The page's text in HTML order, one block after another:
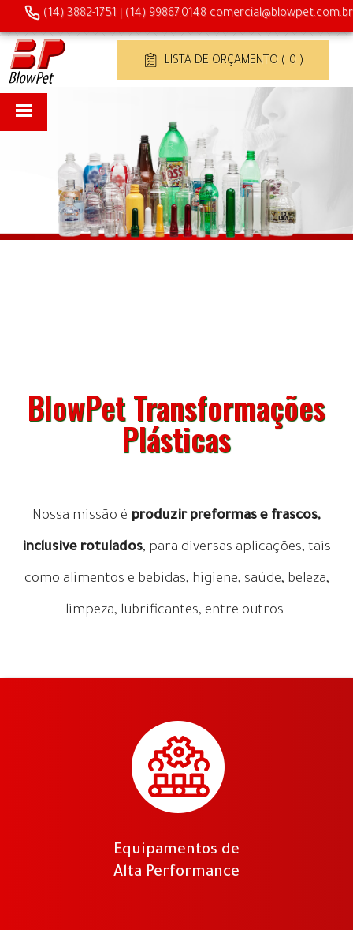
(14) 3882-1751 (14) 99867.0148 comercial@blowpet.com.br
LISTA DE ORÇAMENTO ( 0 )
BlowPet Transformações
Plásticas
Nossa missão é produzir preformas e frascos,
inclusive rotulados, para diversas aplicações, tais
como alimentos e bebidas, higiene, saúde, beleza,
limpeza, lubrificantes, entre outros.
Equipamentos de
Alta Performance